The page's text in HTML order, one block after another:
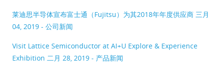
莱迪思半导体宣布富士通（Fujitsu）为其2018年年度供应商 三月
04, 2019 - 公司新闻
Visit Lattice Semiconductor at AI+U Explore & Experience
Exhibition 二月 28, 2019 - 产品新闻